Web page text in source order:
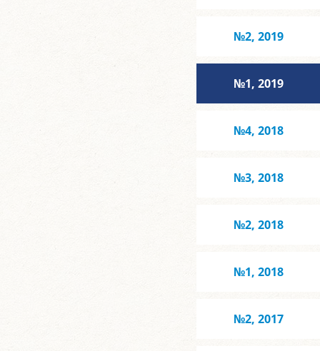
№2, 2019
№1, 2019
№4, 2018
№3, 2018
№2, 2018
№1, 2018
№2, 2017